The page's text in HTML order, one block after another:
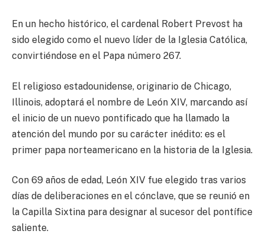
En un hecho histórico, el cardenal Robert Prevost ha
sido elegido como el nuevo líder de la Iglesia Católica,
convirtiéndose en el Papa número 267.
El religioso estadounidense, originario de Chicago,
Illinois, adoptará el nombre de León XIV, marcando así
el inicio de un nuevo pontificado que ha llamado la
atención del mundo por su carácter inédito: es el
primer papa norteamericano en la historia de la Iglesia.
Con 69 años de edad, León XIV fue elegido tras varios
días de deliberaciones en el cónclave, que se reunió en
la Capilla Sixtina para designar al sucesor del pontífice
saliente.